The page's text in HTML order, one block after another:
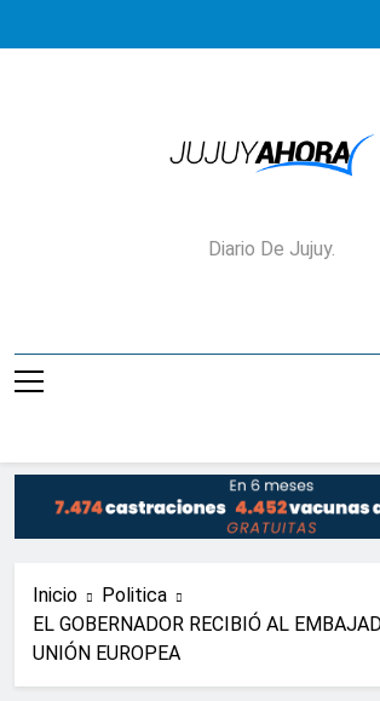
Jujuy
Diario De Jujuy.
Inicio
Politica
EL GOBERNADOR RECIBIÓ AL
UNIÓN EUROPEA